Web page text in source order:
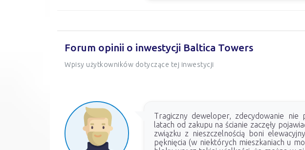
Forum opinii o inwestycji Baltica Towers
Wpisy użytkowników dotyczące tej inwestycji
Tragiczny deweloper, zdecydowanie nie
latach od zakupu na ścianie zaczęły
związku z nieszczelnością boni
pęknięcia (w niektórych mieszkaniach u